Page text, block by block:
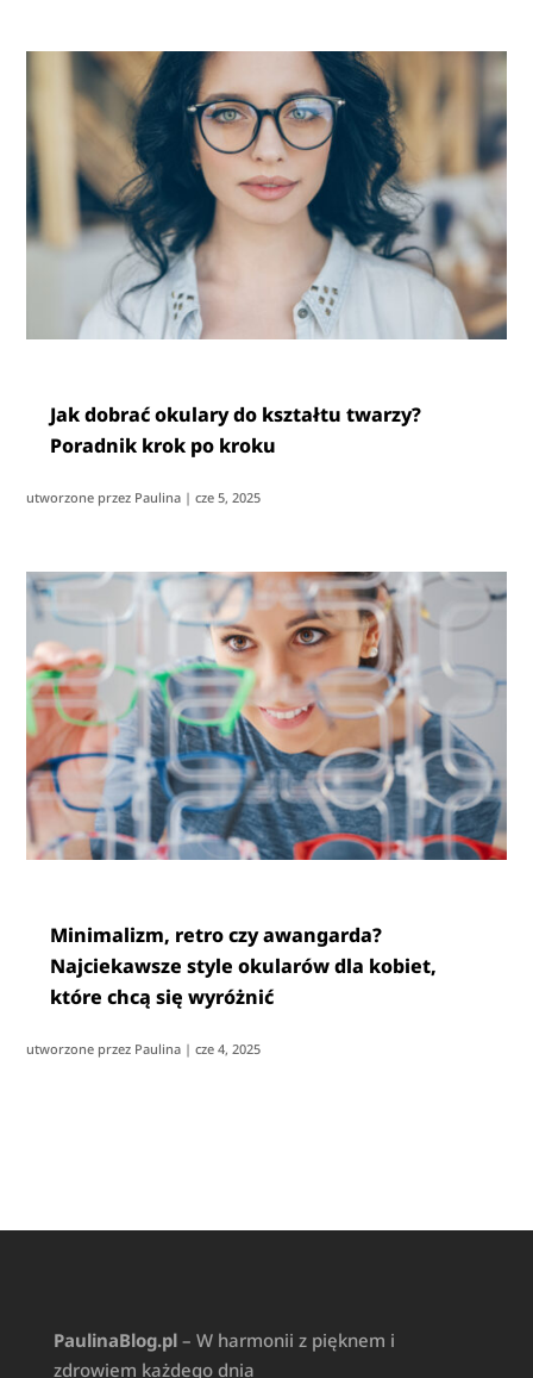
Jak dobrać okulary do kształtu twarzy?
Poradnik krok po kroku
utworzone przez Paulina |cze 5, 2025
Minimalizm, retro czy awangarda?
Najciekawsze style okularów dla kobiet,
które chcą się wyróżnić
utworzone przez Paulina |cze 4, 2025
PaulinaBlog.pl– W harmonii z pięknem i
zdrowiem każdego dnia